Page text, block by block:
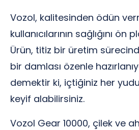
Vozol, kalitesinden ödün
kullanıcılarının sağlığını
Ürün, titiz bir üretim
bir damlası özenle
demektir ki, içtiğiniz her
keyif alabilirsiniz.
Vozol Gear 10000, çilek ve